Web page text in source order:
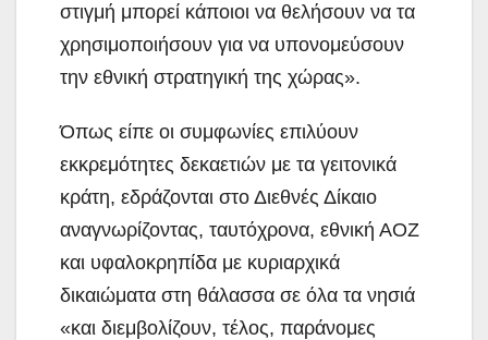
στιγμή μπορεί κάποιοι να θελήσουν να τα
χρησιμοποιήσουν για να υπονομεύσουν
την εθνική στρατηγική της χώρας».
Όπως είπε οι συμφωνίες επιλύουν
εκκρεμότητες δεκαετιών με τα γειτονικά
κράτη, εδράζονται στο Διεθνές Δίκαιο
αναγνωρίζοντας, ταυτόχρονα, εθνική ΑΟΖ
και υφαλοκρηπίδα με κυριαρχικά
δικαιώματα στη θάλασσα σε όλα τα νησιά
«και διεμβολίζουν, τέλος, παράνομες